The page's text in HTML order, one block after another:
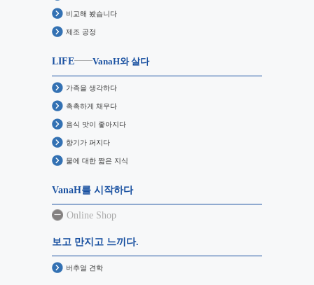
비교해 봤습니다
제조 공정
LIFE VanaH와 살다
가족을 생각하다
촉촉하게 채우다
음식 맛이 좋아지다
향기가 퍼지다
물에 대한 짧은 지식
VanaH를 시작하다
Online Shop
보고 만지고 느끼다.
버추얼 견학